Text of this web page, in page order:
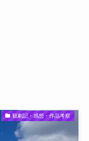
観劇記・感想・作品考察